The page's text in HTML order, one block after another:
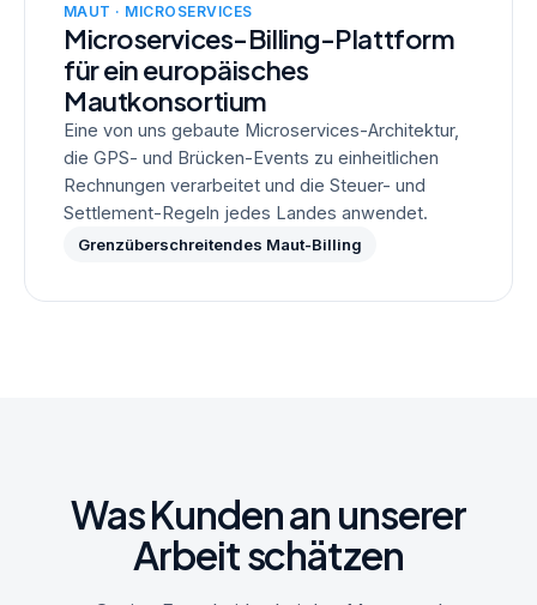
MAUT · MICROSERVICES
Microservices-Billing-Plattform
für ein europäisches
Mautkonsortium
Eine von uns gebaute Microservices-Architektur,
die GPS- und Brücken-Events zu einheitlichen
Rechnungen verarbeitet und die Steuer- und
Settlement-Regeln jedes Landes anwendet.
Grenzüberschreitendes Maut-Billing
Was Kunden an unserer
Arbeit schätzen